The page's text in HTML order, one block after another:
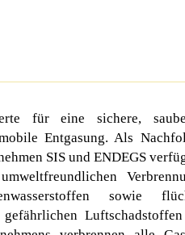
für eine sichere,
Entgasung. Als
SIS und ENDEGS
sowie